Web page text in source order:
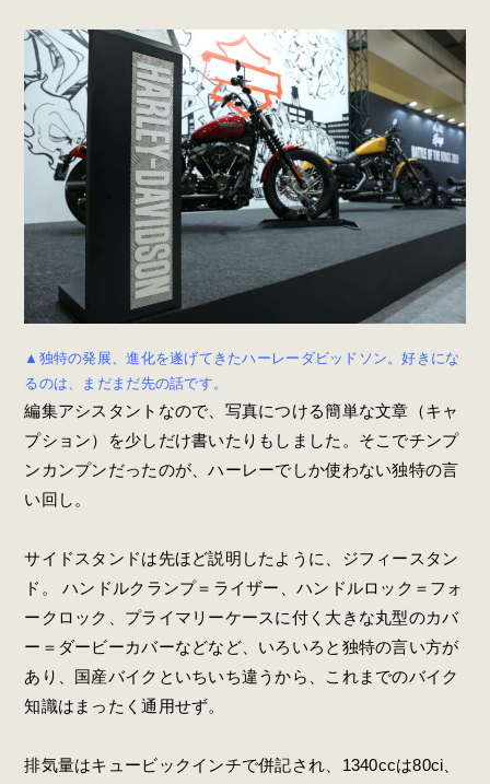
▲独特の発展、進化を遂げてきたハーレーダビッドソン。好きにな
るのは、まだまだ先の話です。
編集アシスタントなので、写真につける簡単な文章（キャ
プション）を少しだけ書いたりもしました。そこでチンプ
ンカンプンだったのが、ハーレーでしか使わない独特の言
い回し。
サイドスタンドは先ほど説明したように、ジフィースタン
ド。 ハンドルクランプ＝ライザー、ハンドルロック＝フォ
ークロック、プライマリーケースに付く大きな丸型のカバ
ー＝ダービーカバーなどなど、いろいろと独特の言い方が
あり、国産バイクといちいち違うから、これまでのバイク
知識はまったく通用せず。
排気量はキュービックインチで併記され、1340ccは80ci、